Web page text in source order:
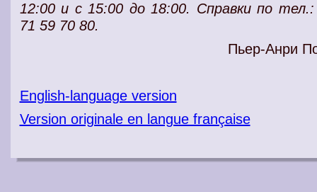
12:00 и с 15:00 до 18:00. Справки по
71 59 70 80.
Пьер-Анри
English-language version
Version originale en langue française